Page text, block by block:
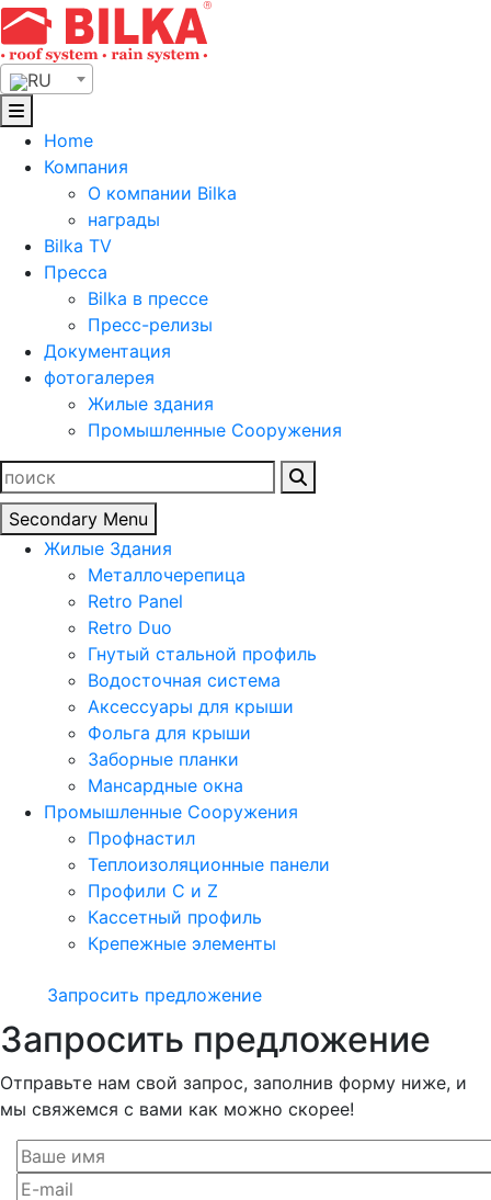
Skip
to
content
RU
Home
Компания
О компании Bilka
награды
Bilka TV
Пресса
Bilka в прессе
Пресс-релизы
Документация
фотогалерея
Жилые здания
Промышленные Сооружения
Найти:
Secondary Menu
Жилые Здания
Металлочерепица
Retro Panel
Retro Duo
Гнутый стальной профиль
Водосточная система
Аксессуары для крыши
Фольга для крыши
Заборные планки
Мансардные окна
Промышленные Сооружения
Профнастил
Теплоизоляционные панели
Профили C и Z
Кассетный профиль
Крепежные элементы
Запросить предложение
Запросить предложение
Отправьте нам свой запрос, заполнив форму ниже, и
мы свяжемся с вами как можно скорее!